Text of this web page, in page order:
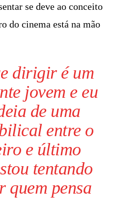
se deve ao conceito
do cinema está na mão
dirigir é um
jovem e eu
de uma
entre o
e último
tentando
pensa